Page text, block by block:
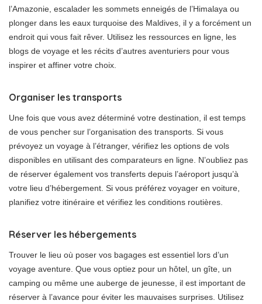
l’Amazonie, escalader les sommets enneigés de l’Himalaya ou
plonger dans les eaux turquoise des Maldives, il y a forcément un
endroit qui vous fait rêver. Utilisez les ressources en ligne, les
blogs de voyage et les récits d’autres aventuriers pour vous
inspirer et affiner votre choix.
Organiser les transports
Une fois que vous avez déterminé votre destination, il est temps
de vous pencher sur l’organisation des transports. Si vous
prévoyez un voyage à l’étranger, vérifiez les options de vols
disponibles en utilisant des comparateurs en ligne. N’oubliez pas
de réserver également vos transferts depuis l’aéroport jusqu’à
votre lieu d’hébergement. Si vous préférez voyager en voiture,
planifiez votre itinéraire et vérifiez les conditions routières.
Réserver les hébergements
Trouver le lieu où poser vos bagages est essentiel lors d’un
voyage aventure. Que vous optiez pour un hôtel, un gîte, un
camping ou même une auberge de jeunesse, il est important de
réserver à l’avance pour éviter les mauvaises surprises. Utilisez